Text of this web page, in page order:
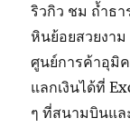
ริวกิว ชม ถ้ำธา
หินย้อยสวยงาม
ศูนย์การค้าอุมิ
แลกเงินได้ที่
ๆ ที่สนามบินแ